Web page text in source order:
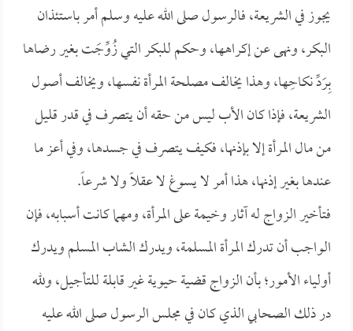
يجوز في الشريعة، فالرسول صلى الله عليه وسلم أمر باستئذان
البكر، ونهى عن إكراهها، وحكم للبكر التي زُوِّجَت بغير رضاها
بِرَدِّ نكاحِها، وهذا يخالف مصلحة المرأة نفسها، ويخالف أصول
الشريعة، فإذا كان الأب ليس من حقه أن يتصرف في قدر قليل
من مال المرأة إلا بإذنها، فكيف يتصرف في جسدها، وفي أعز ما
عندها بغير إذنها، هذا أمر لا يسوغ لا عقلاً ولا شرعاً.
فتأخير الزواج له آثار وخيمة على المرأة، ومهما كانت أسبابه، فإن
الواجب أن تدرك المرأة المسلمة، ويدرك الشاب المسلم ويدرك
أولياء الأمور؛ بأن الزواج قضية حيوية غير قابلة للتأجيل، ولله
در ذلك الصحابي الذي كان في مجلس الرسول صلى الله عليه